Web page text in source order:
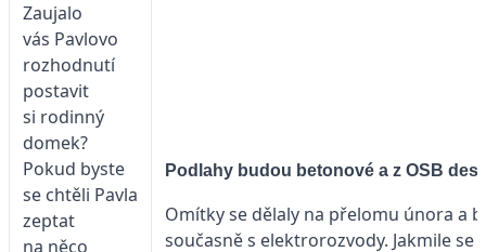
Zaujalo
vás Pavlovo
rozhodnutí
postavit
si rodinný
domek?
Pokud byste
se chtěli Pavla
zeptat
na něco
Podlahy budou betonové a z OSB
Omítky se dělaly na přelomu února a
současně s elektrorozvody. Jakmile se